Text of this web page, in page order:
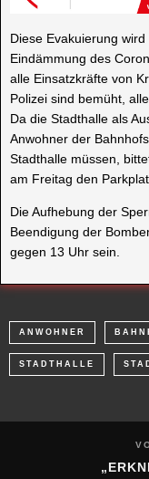
Eindämmung des
Polizei sind bemüht,
Da die Stadthalle als
Anwohner der
Stadthalle müssen,
am Freitag den
Die Aufhebung der
Beendigung der
ANWOHNER